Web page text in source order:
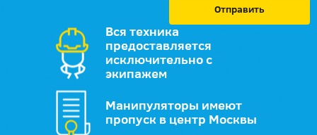
Отправить
Вся техника
предоставляется
исключительно с
экипажем
Манипуляторы имеют
пропуск в центр Москвы